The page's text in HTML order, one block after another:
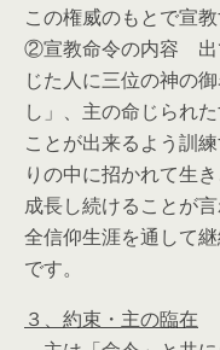
この権威のもとで宣教
②宣教命令の内容 出
じた人に三位の神の
し」、主の命じられ
ことが出来るよう訓
りの中に招かれて生
成長し続けることが
全信仰生涯を通して
です。
３、約束・主の臨在